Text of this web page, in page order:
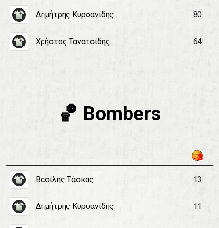
Δημήτρης Κυρσανίδης 80
Χρήστος Τανατσίδης 64
🏀 Bombers
Βασίλης Τάσκας 13
Δημήτρης Κυρσανίδης 11